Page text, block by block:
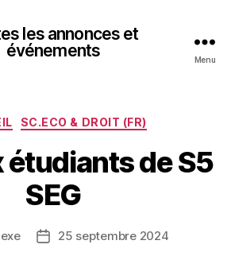
les annonces et
événements
Menu
Catégories
SC.ECO & DROIT (FR)
étudiants de S5
SEG
Date25 septembre 2024